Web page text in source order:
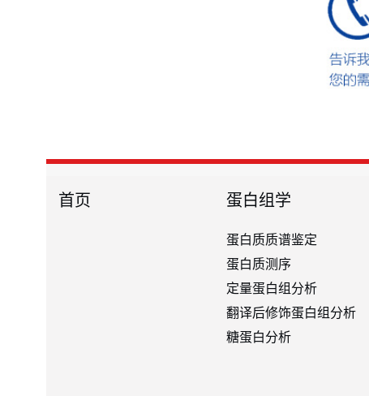
首页 蛋白组学
蛋白质质谱鉴定
蛋白质测序
定量蛋白组分析
翻译后修饰蛋白组分析
糖蛋白分析